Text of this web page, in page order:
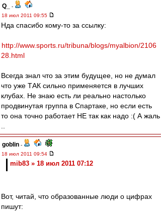
Q_
-
18 июл 2011 09:55
Нда спасибо кому-то за ссылку:
http://www.sports.ru/tribuna/blogs/myalbion/2106
28.html
Всегда знал что за этим будущее, но не думал
что уже ТАК сильно применяется в лучших
клубах. Не знаю есть ли реально настолько
продвинутая группа в Спартаке, но если есть
то она точно работает НЕ так как надо :( А жаль
goblin -
18 июл 2011 09:54
mib83 » 18 июл 2011 07:12
Вот, читай, что образованные люди о цифрах
пишут: